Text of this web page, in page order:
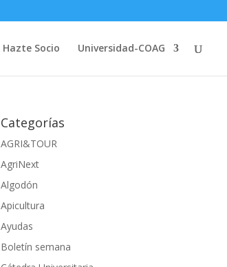
Hazte Socio Universidad-COAG
Categorías
AGRI&TOUR
AgriNext
Algodón
Apicultura
Ayudas
Boletín semana